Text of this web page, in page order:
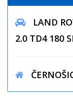
LAND
2.0 TD4 180